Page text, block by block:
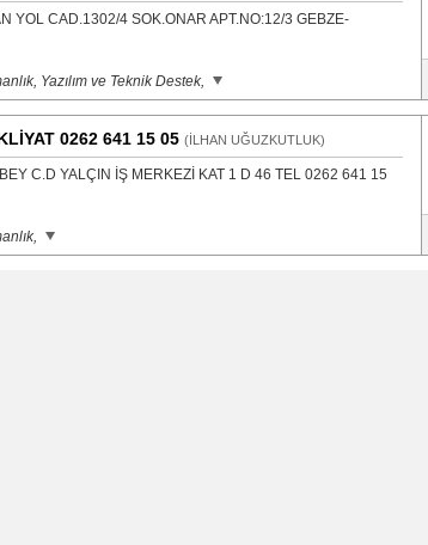
YOL CAD.1302/4 SOK.ONAR APT.NO:12/3 GEBZE-
Yazılım ve Teknik Destek,
0262 641 15 05 (İLHAN UĞUZKUTLUK)
C.D YALÇIN İŞ MERKEZİ KAT 1 D 46 TEL 0262 641 15